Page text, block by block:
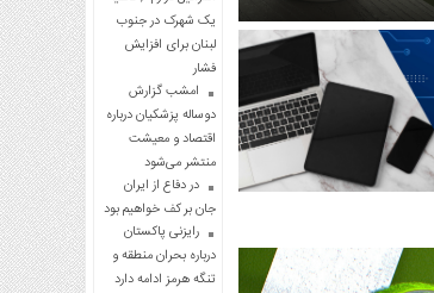
یک شهرک در جنوب
لبنان برای افزایش
فشار
امشب گزارش
دوساله پزشکیان درباره
اقتصاد و معیشت
منتشر می‌شود
در دفاع از ایران
جان بر کف خواهیم بود
رایزنی پاکستان
درباره بحران منطقه و
تنگه هرمز ادامه دارد